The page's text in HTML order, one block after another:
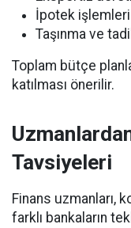
İpotek işlemleri
Taşınma ve
Toplam bütçe
katılması önerilir.
Tavsiyeleri
Finans uzmanları,
farklı bankaların